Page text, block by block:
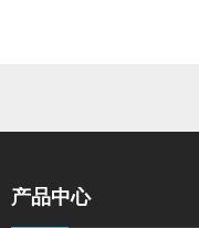
产品中心